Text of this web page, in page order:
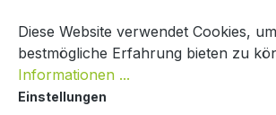
Diese Website verwendet Cookies,
bestmögliche Erfahrung bieten zu
Informationen ...
Einstellungen